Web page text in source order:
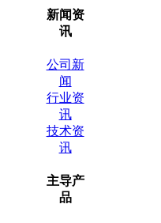
新闻资
讯
公司新
闻
行业资
讯
技术资
讯
主导产
品